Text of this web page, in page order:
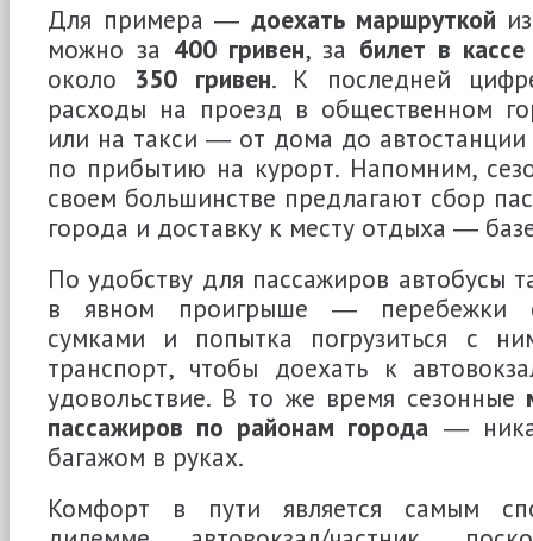
Для примера ― доехать маршруткой
можно за 400 гривен, за билет в кассе
около 350 гривен. К последней
расходы на проезд в общественном
или на такси ― от дома до
по прибытию на курорт. Напомним,
своем большинстве предлагают сбор
города и доставку к месту отдыха ―
По удобству для пассажиров автобусы
в явном проигрыше ― перебежки с
сумками и попытка погрузиться с
транспорт, чтобы доехать к
удовольствие. В то же время сезонные
пассажиров по районам города ―
багажом в руках.
Комфорт в пути является самым